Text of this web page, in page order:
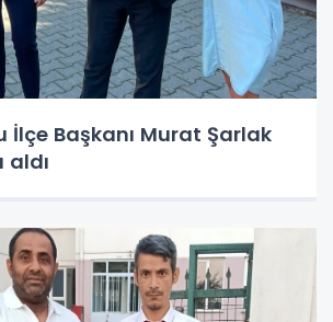
İlçe Başkanı Murat Şarlak
aldı